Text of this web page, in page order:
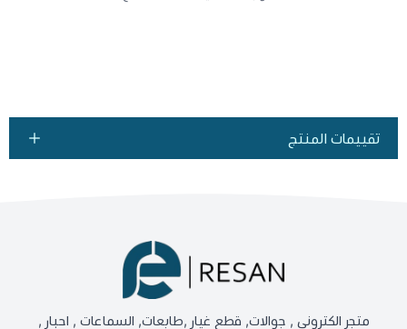
تقييمات المنتج
متجر الكتروني , جوالات, قطع غيار ,طابعات, السماعات , احبار ,